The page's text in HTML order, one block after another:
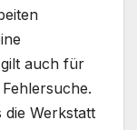
auch für
die Werkstatt